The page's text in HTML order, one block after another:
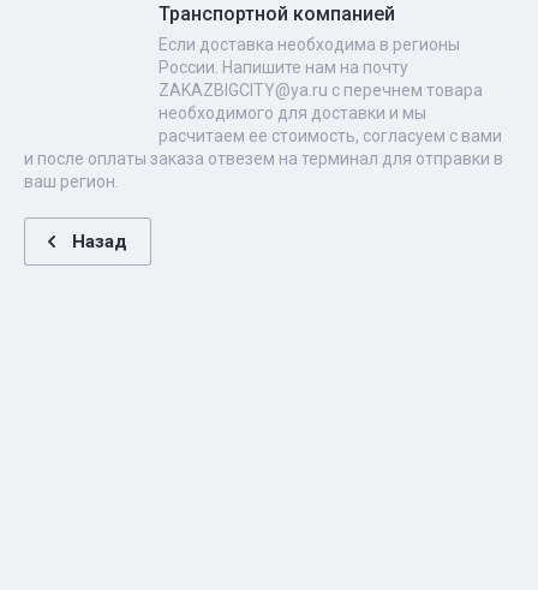
Транспортной компанией
Если доставка необходима в регионы
России. Напишите нам на почту
ZAKAZBIGCITY@ya.ru с перечнем товара
необходимого для доставки и мы
расчитаем ее стоимость, согласуем с вами
и после оплаты заказа отвезем на терминал для отправки в
ваш регион.
Назад